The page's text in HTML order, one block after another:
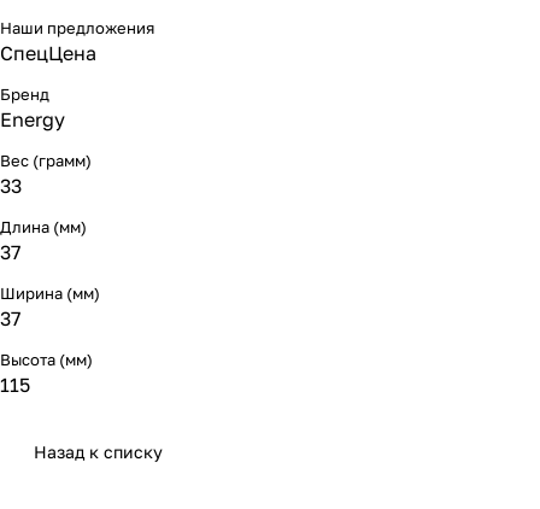
Наши предложения
СпецЦена
Бренд
Energy
Вес (грамм)
33
Длина (мм)
37
Ширина (мм)
37
Высота (мм)
115
Назад к списку